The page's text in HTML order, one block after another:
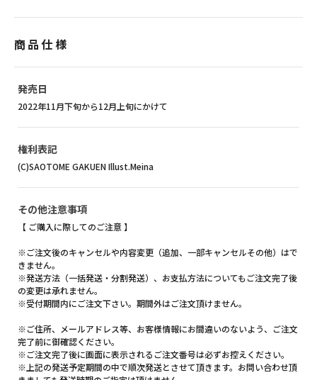
商品仕様
発売日
2022年11月下旬から12月上旬にかけて
権利表記
(C)SAOTOME GAKUEN Illust.Meina
その他注意事項
【 ご購入に際してのご注意 】
※ご注文後のキャンセルや内容変更（追加、一部キャンセルその他）はで
きません。
※発送方法（一括発送・分割発送）、お支払方法についてもご注文完了後
の変更は承れません。
※受付期間内にご注文下さい。期間外はご注文頂けません。
※ご住所、メールアドレス等、お客様情報にお間違いのないよう、ご注文
完了前に御確認ください。
※ご注文完了後に画面に表示されるご注文番号は必ずお控えください。
※上記の発送予定期間の中で順次発送とさせて頂きます。お問い合わせ頂